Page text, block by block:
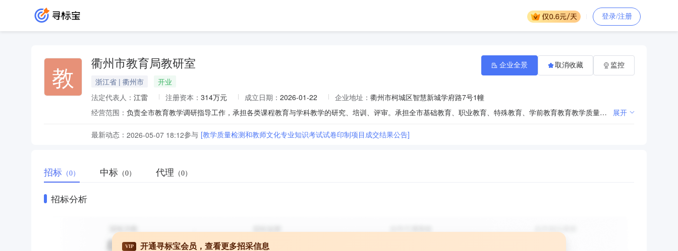
登录/注册
教 衢州市教育局教研室
浙江省 | 衢州市
开业
法定代表人： 江雷 注册资本： 314万元 成立日期： 2026-01-22 企业地址： 衢州市柯城区智慧新城学府路7号1幢
经营范围：
负责全市教育教学调研指导工作，承担各类课程教育与学科教学的研究、培训、评审。承担全市基础教育、职业教育、特殊教育、学前教育教育教学质量、教师业务能力评价。承担教科规划和教研课题立项、评审和省级以上课题的推送。承担地方课程教学用书的编写，负责《衢州教育》杂志的编辑。（涉及资质许可项目需持有资质证书开展） 展开
最新动态： 2026-05-07 18:12参与 [教学质量检测和教师文化专业知识考试试卷印制项目成交结果公告]
企业全景 取消收藏 监控
招标 （0） 中标 （0） 代理 （0）
招标分析
VIP 开通寻标宝会员，查看更多招采信息